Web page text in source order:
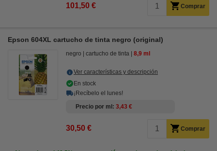
101,50 € Comprar
Epson 604XL cartucho de tinta negro (original)
negro cartucho de tinta 8,9 ml
Ver características y descripción
En stock
¡Recíbelo el lunes!
Precio por ml
3,43 €
30,50 € Comprar